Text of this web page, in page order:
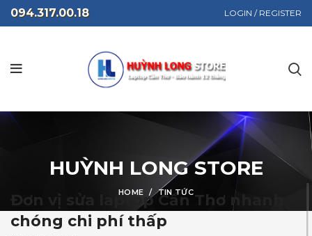
094.317.00.18 LOGIN / REGISTER
HUỲNH LONG STORE
HOME TIN TỨC
Đơn vị sửa laptop Cần Thơ nhanh
chóng chi phí thấp